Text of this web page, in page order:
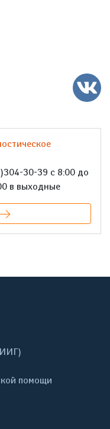
30-39 с 8:00 до
в выходные
помощи